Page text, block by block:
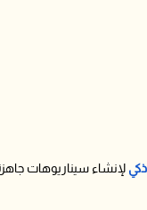
لإنشاء سيناريوهات